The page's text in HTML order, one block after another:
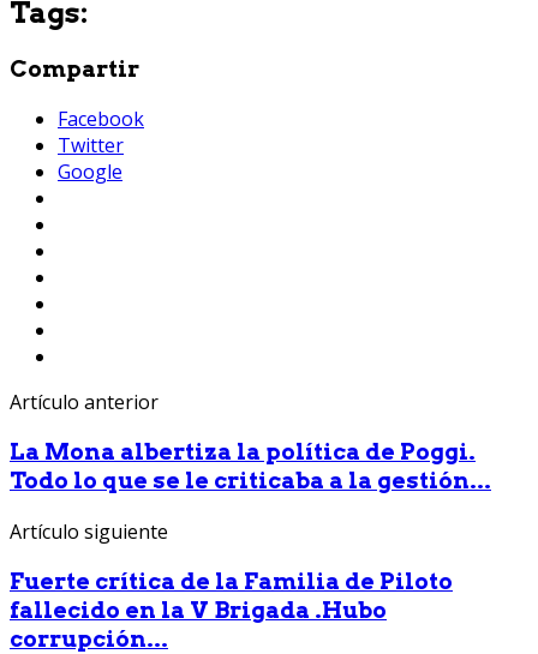
Tags:
Compartir
Facebook
Twitter
Google
Artículo anterior
La Mona albertiza la política de Poggi.
Todo lo que se le criticaba a la gestión...
Artículo siguiente
Fuerte crítica de la Familia de Piloto
fallecido en la V Brigada .Hubo
corrupción...